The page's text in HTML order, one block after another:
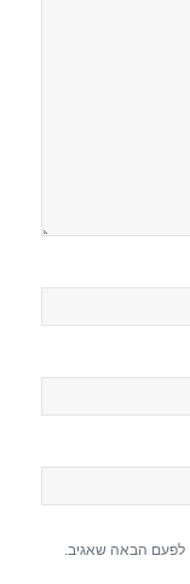
לפעם הבאה שאגיב.